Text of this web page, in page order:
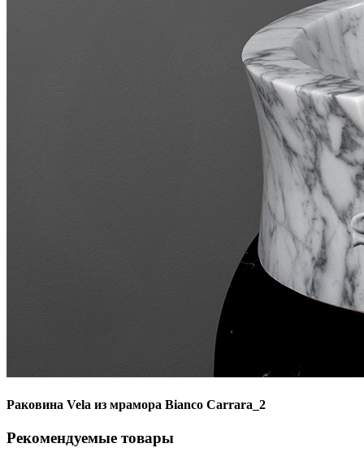
Раковина Vela из мрамора Bianco Carrara_2
Рекомендуемые товары